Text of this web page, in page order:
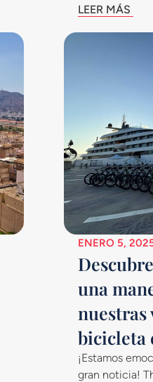
LEER MÁS
ENERO 5,
una
nuestras
bicicleta
¡Estamos
gran noticia!